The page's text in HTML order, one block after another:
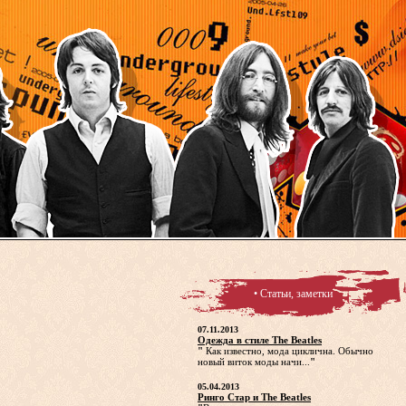
• Статьи, заметки
07.11.2013
Одежда в стиле The Beatles
" Как известно, мода циклична. Обычно
новый виток моды начи... "
05.04.2013
Ринго Стар и The Beatles